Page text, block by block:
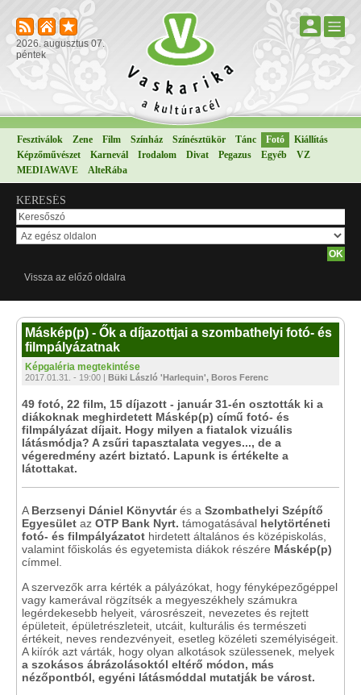
2026. augusztus 07.
péntek
Fesztiválok Zene Film Színház Színésztükör Tánc Fotó
Kiállítás
Képzőművészet
Karnevál Irodalom Divat Pegazus Egyéb
VZ
MEDIAWAVE
AlteRába
KERESÉS
Vissza az előző oldalra
Máskép(p) - Ők a díjazottjai a szombathelyi fotó- és
filmpályázatnak
Képgaléria megtekintése
2017.01.31. - 19:00 | Büki László 'Harlequin', Boros Ferenc
49 fotó, 22 film, 15 díjazott - január 31-én osztották ki a
diákoknak meghirdetett Máskép(p) című fotó- és
filmpályázat díjait. Hogy milyen a fiatalok vizuális
látásmódja? A zsűri tapasztalata vegyes..., de a
végeredmény azért biztató. Lapunk is értékelte a
látottakat.
A Berzsenyi Dániel Könyvtárés a Szombathelyi Szépítő
Egyesület az OTP Bank Nyrt. támogatásával helytörténeti
fotó- és filmpályázatot hirdetett általános és középiskolás,
valamint főiskolás és egyetemista diákok részére Máskép(p)
címmel.
A szervezők arra kérték a pályázókat, hogy fényképezőgéppel
vagy kamerával rögzítsék a megyeszékhely számukra
legérdekesebb helyeit, városrészeit, nevezetes és rejtett
épületeit, épületrészleteit, utcáit, kulturális és természeti
értékeit, neves rendezvényeit, esetleg közéleti személyiségeit.
A kiírók azt várták, hogy olyan alkotások szülessenek, melyek
a szokásos ábrázolásoktól eltérő módon, más
nézőpontból, egyéni látásmóddal mutatják be várost.